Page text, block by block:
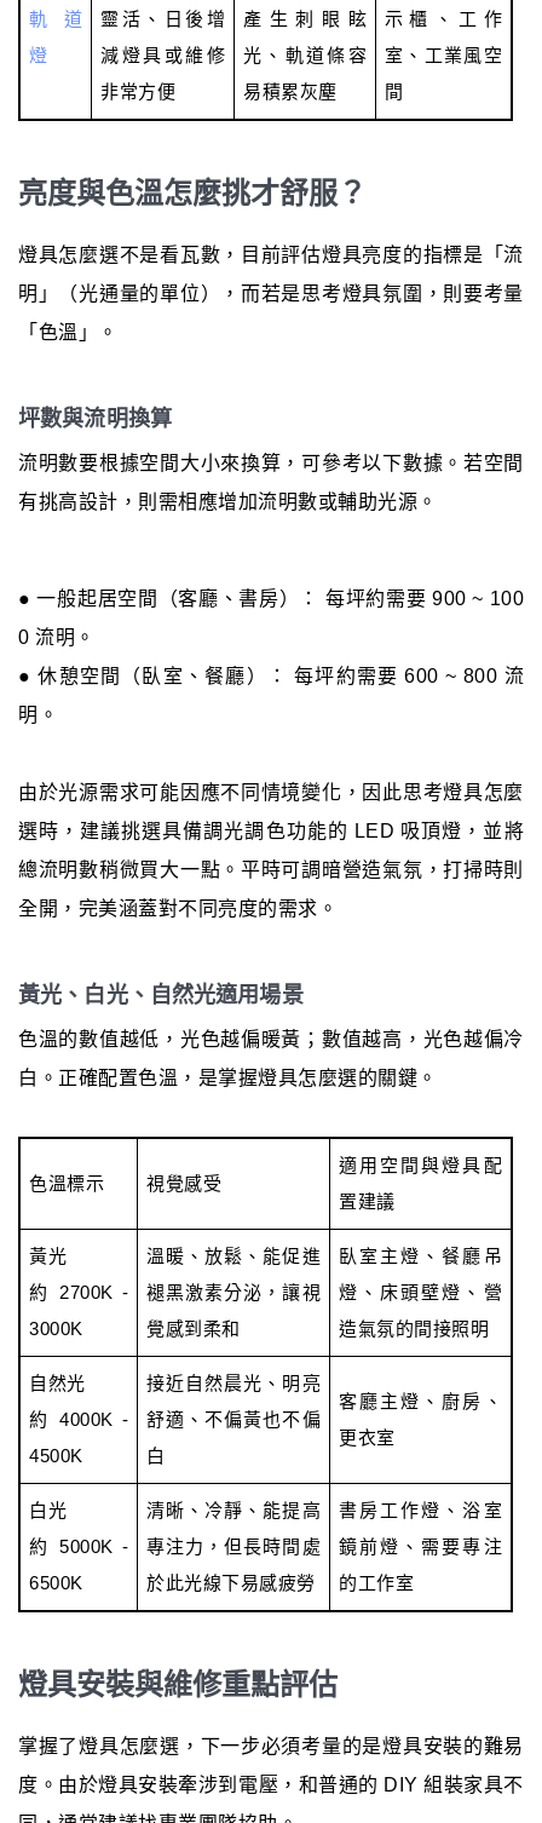
軌道
燈
靈活、日後增
減燈具或維修
非常方便
產生刺眼眩
光、軌道條容
易積累灰塵
示櫃、工作
室、工業風空
間
亮度與色溫怎麼挑才舒服？
燈具怎麼選不是看瓦數，目前評估燈具亮度的指標是「流
明」（光通量的單位），而若是思考燈具氛圍，則要考量
「色溫」。
坪數與流明換算
流明數要根據空間大小來換算，可參考以下數據。若空間
有挑高設計，則需相應增加流明數或輔助光源。
● 一般起居空間（客廳、書房）： 每坪約需要 900 ~ 100
0 流明。
● 休憩空間（臥室、餐廳）： 每坪約需要 600 ~ 800 流
明。
由於光源需求可能因應不同情境變化，因此思考燈具怎麼
選時，建議挑選具備調光調色功能的 LED 吸頂燈，並將
總流明數稍微買大一點。平時可調暗營造氣氛，打掃時則
全開，完美涵蓋對不同亮度的需求。
黃光、白光、自然光適用場景
色溫的數值越低，光色越偏暖黃；數值越高，光色越偏冷
白。正確配置色溫，是掌握燈具怎麼選的關鍵。
色溫標示 視覺感受
適用空間與燈具配
置建議
黃光
約 2700K -
3000K
溫暖、放鬆、能促進
褪黑激素分泌，讓視
覺感到柔和
臥室主燈、餐廳吊
燈、床頭壁燈、營
造氣氛的間接照明
自然光
約 4000K -
4500K
接近自然晨光、明亮
舒適、不偏黃也不偏
白
客廳主燈、廚房、
更衣室
白光
約 5000K -
6500K
清晰、冷靜、能提高
專注力，但長時間處
於此光線下易感疲勞
書房工作燈、浴室
鏡前燈、需要專注
的工作室
燈具安裝與維修重點評估
掌握了燈具怎麼選，下一步必須考量的是燈具安裝的難易
度。由於燈具安裝牽涉到電壓，和普通的 DIY 組裝家具不